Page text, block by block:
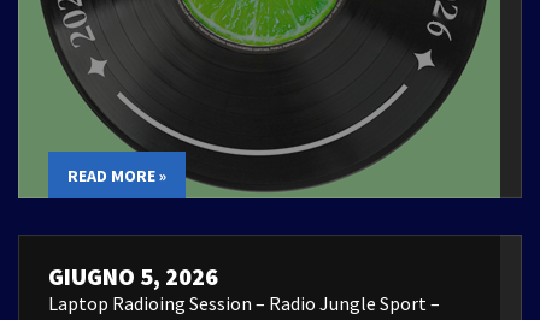
READ MORE »
GIUGNO 5, 2026
Laptop Radioing Session – Radio Jungle Sport –